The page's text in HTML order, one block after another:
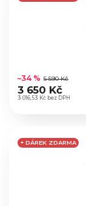
hodnocení
produktu
je
hvězdiček.
3 016,53 Kč bez DPH
–34 % 5 590 Kč
3 650 Kč
+ DÁREK ZDARMA